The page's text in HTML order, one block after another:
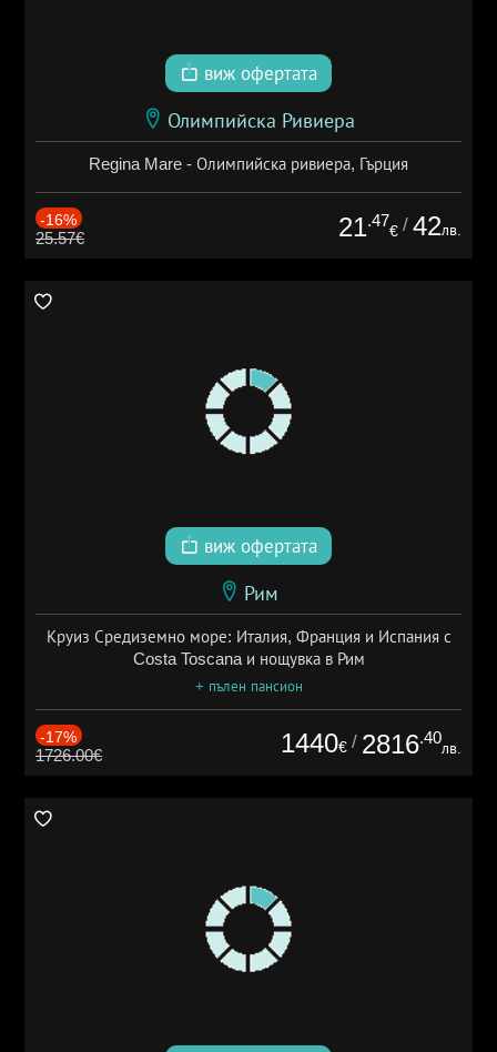
виж офертата
Олимпийска Ривиера
Regina Mare - Олимпийска ривиера, Гърция
-16%
25.57€ 21.47
€ / 42лв.
виж офертата
Рим
Круиз Средиземно море: Италия, Франция и Испания с
Costa Toscana и нощувка в Рим
+ пълен пансион
-17%
1726.00€ 1440€ / 2816.40
лв.